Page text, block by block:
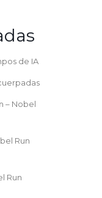
de IA
– Nobel
Run
Run